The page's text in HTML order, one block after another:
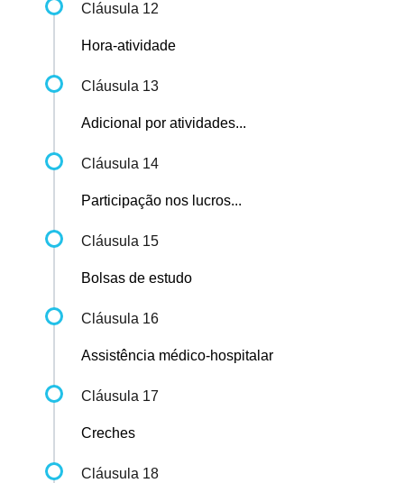
Cláusula 12
Hora-atividade
Cláusula 13
Adicional por atividades...
Cláusula 14
Participação nos lucros...
Cláusula 15
Bolsas de estudo
Cláusula 16
Assistência médico-hospitalar
Cláusula 17
Creches
Cláusula 18